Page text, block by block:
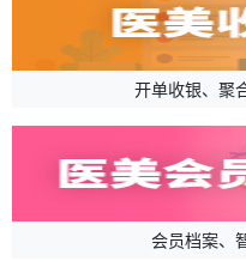
开单收银、聚
会员档案、